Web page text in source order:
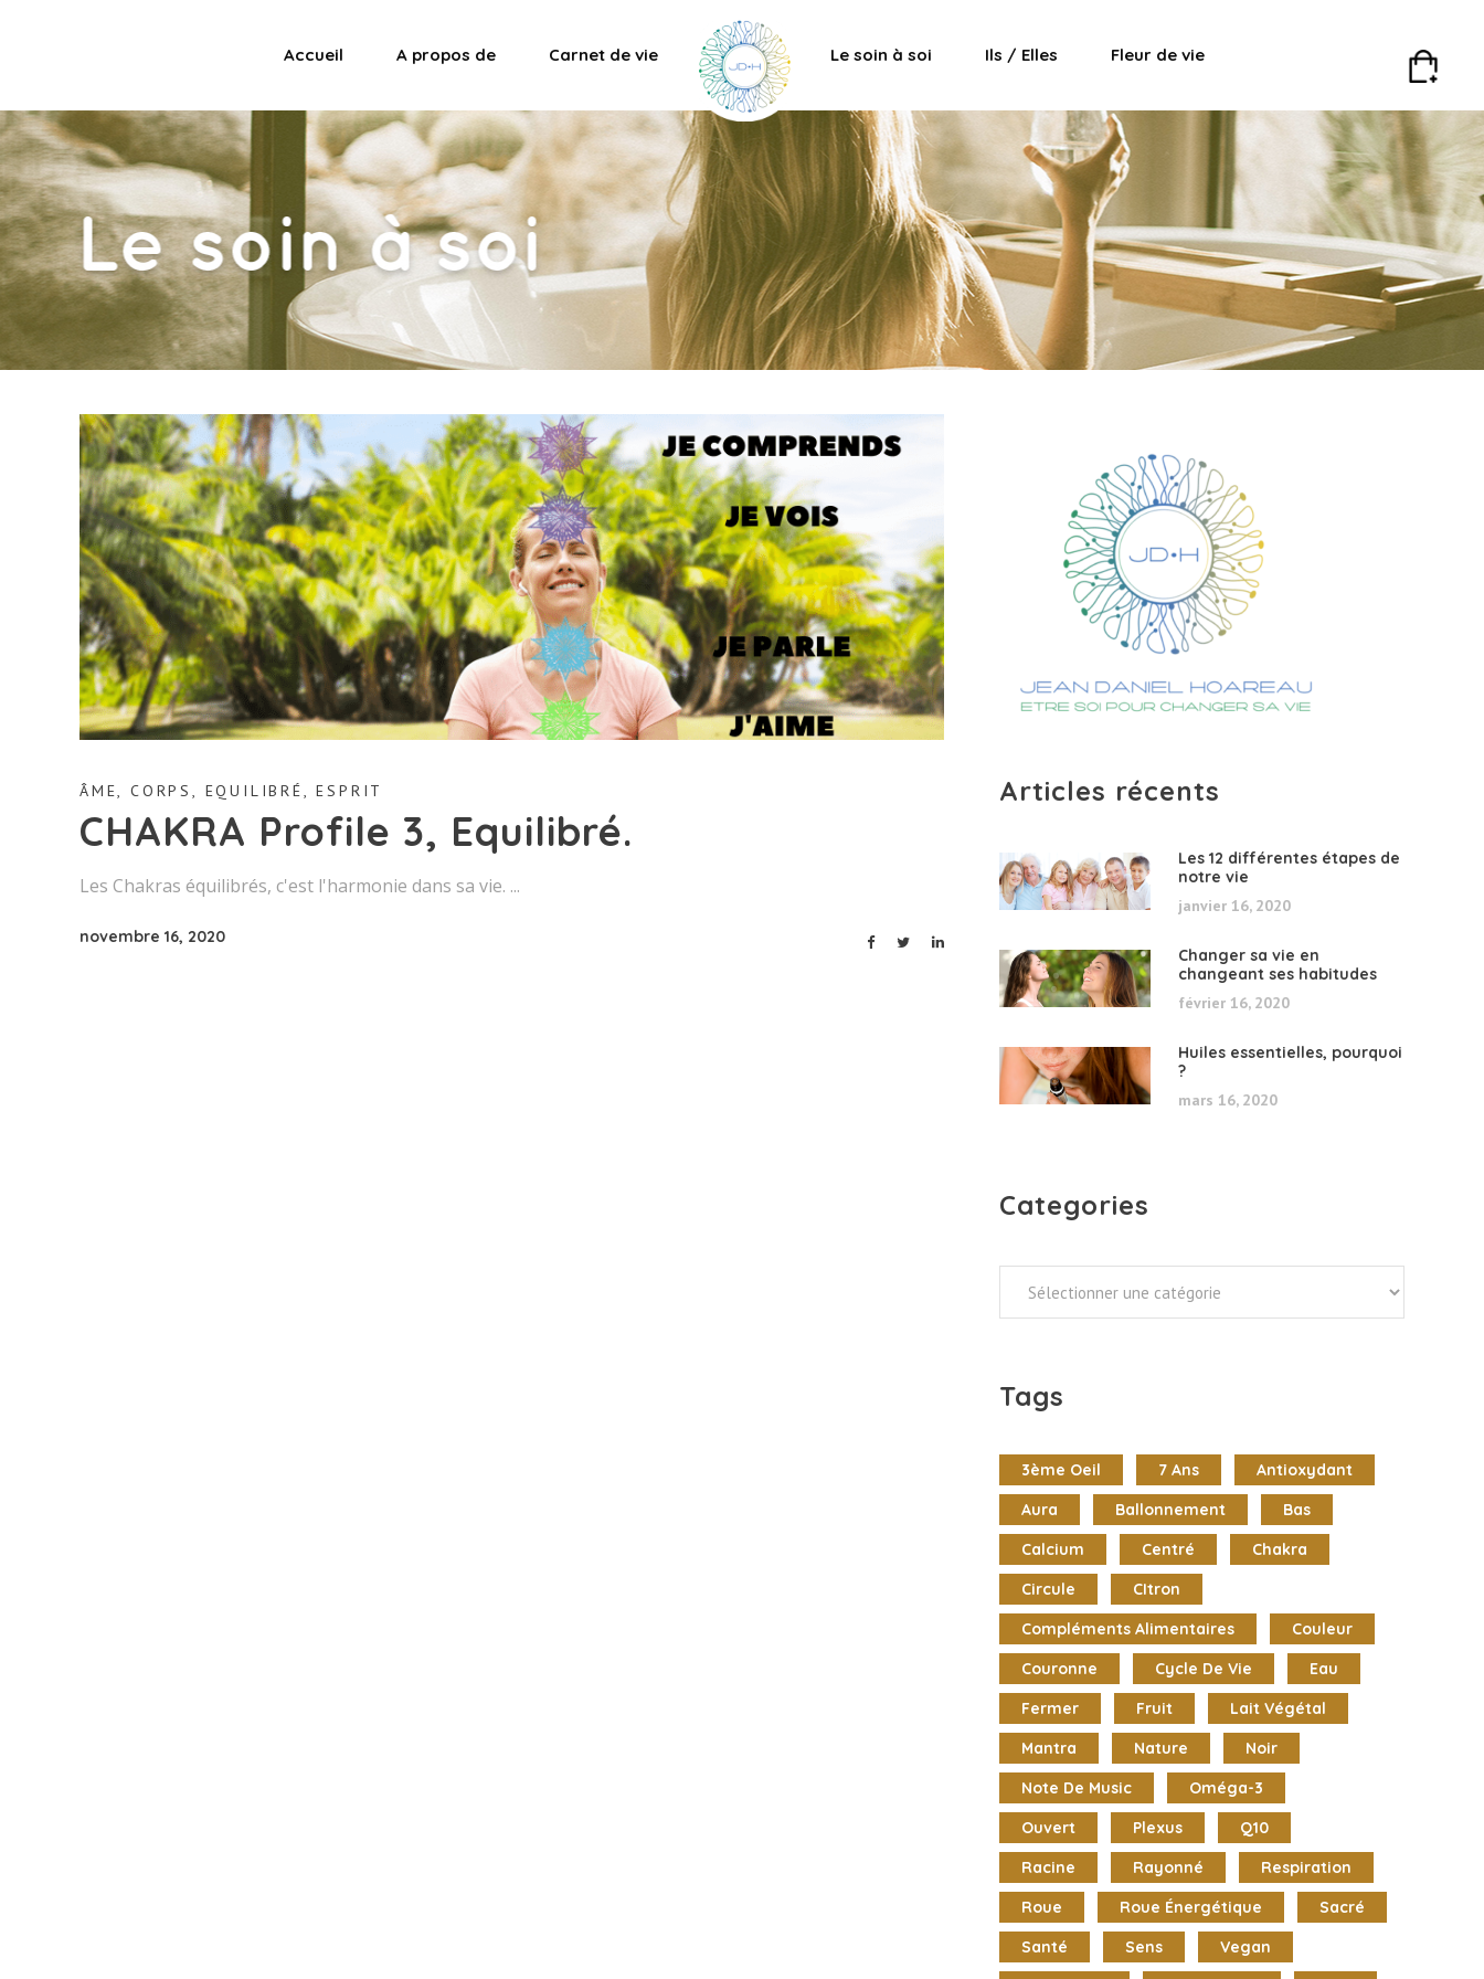
Accueil A propos de Carnet de vie Le soin à soi Ils / Elles Fleur de vie
ÂME,CORPS, EQUILIBRÉ,ESPRIT
CHAKRA Profile 3, Equilibré.
Les Chakras équilibrés, c'est l'harmonie dans sa vie.
novembre 16, 2020
Articles récents
Les 12 différentes étapes de
notre vie
janvier 16, 2020
Changer sa vie en
changeant ses habitudes
février 16, 2020
Huiles essentielles, pourquoi
?
mars 16, 2020
Categories
Categories
Tags
3ème Oeil 7 Ans
Antioxydant
Aura
Ballonnement
Bas
Calcium
Centré
Chakra
Circule
CItron
Compléments Alimentaires
Couleur
Couronne
Cycle De Vie
Eau
Fermer
Fruit
Lait Végétal
Mantra
Nature
Noir
Note De Music
Oméga-3
Ouvert
Plexus
Q10
Racine
Rayonné
Respiration
Roue
Roue Énergétique
Sacré
Santé
Sens
Vegan